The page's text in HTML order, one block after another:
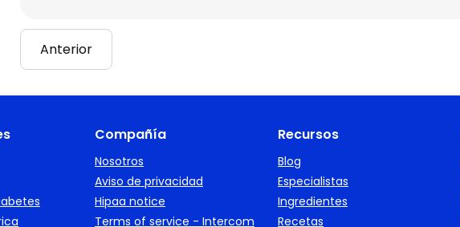
Anterior
Compañía
Nosotros
Aviso de privacidad
Hipaa notice
Terms of service - Intercom
Recursos
Blog
Especialistas
Ingredientes
Recetas